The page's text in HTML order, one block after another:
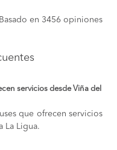
Basado en 3456 opiniones
servicios desde Viña del
que ofrecen servicios
La Ligua.